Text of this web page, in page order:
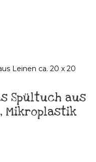
Spültuch aus
Mikroplastik